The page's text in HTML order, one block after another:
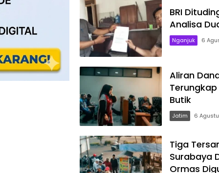
BRI
Analisa
Nganjuk 6
Aliran
Butik
Jatim 6
Tiga
Surabaya
Ormas